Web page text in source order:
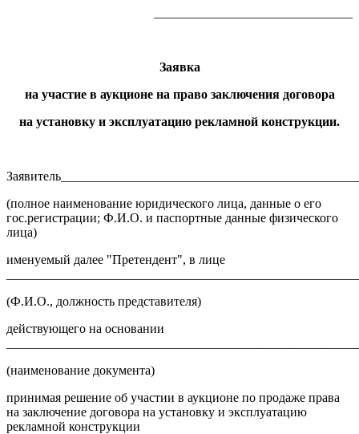
Заявка
на участие в аукционе на право заключения договора
на установку и эксплуатацию рекламной конструкции.
(полное наименование юридического лица, данные о его
гос.регистрации; Ф.И.О. и паспортные данные физического
лица)
именуемый далее "Претендент", в лице
(Ф.И.О., должность представителя)
действующего на основании
(наименование документа)
принимая решение об участии в аукционе по продаже права
на заключение договора на установку и эксплуатацию
рекламной конструкции